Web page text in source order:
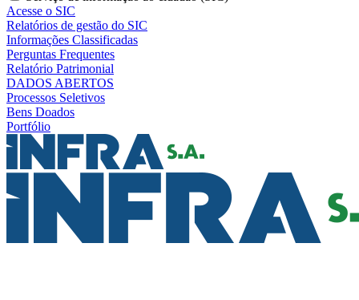
Acesse o SIC
Relatórios de gestão do SIC
Informações Classificadas
Perguntas Frequentes
Relatório Patrimonial
DADOS ABERTOS
Processos Seletivos
Bens Doados
Portfólio